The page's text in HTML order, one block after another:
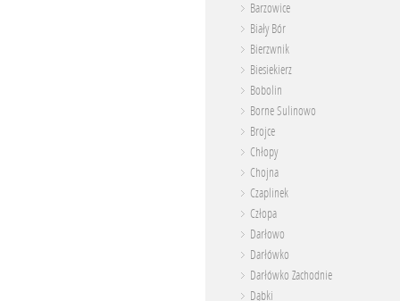
Barzowice
Biały Bór
Bierzwnik
Biesiekierz
Bobolin
Borne Sulinowo
Brojce
Chłopy
Chojna
Czaplinek
Człopa
Darłowo
Darłówko
Darłówko Zachodnie
Dąbki